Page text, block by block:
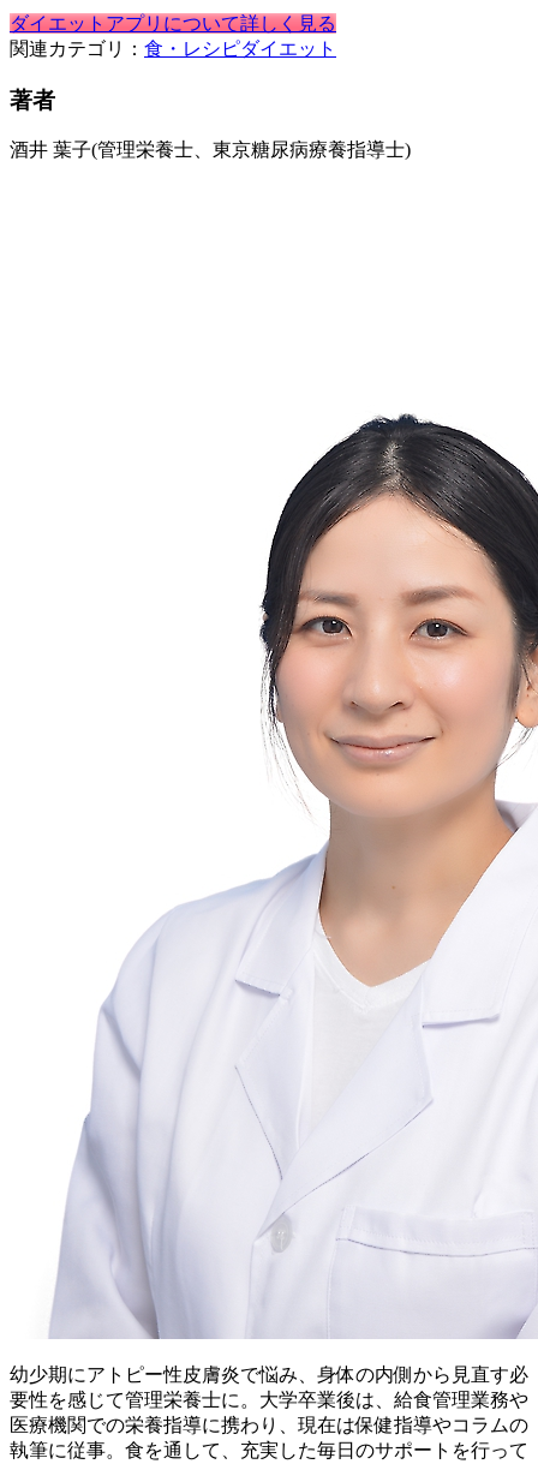
ダイエットアプリについて詳しく見る
関連カテゴリ： 食・レシピダイエット
著者
酒井 葉子(管理栄養士、東京糖尿病療養指導士)
幼少期にアトピー性皮膚炎で悩み、身体の内側から見直す必
要性を感じて管理栄養士に。 大学卒業後は、給食管理業務や
医療機関での栄養指導に携わり、現在は保健指導やコラムの
執筆に従事。食を通して、充実した毎日のサポートを行って